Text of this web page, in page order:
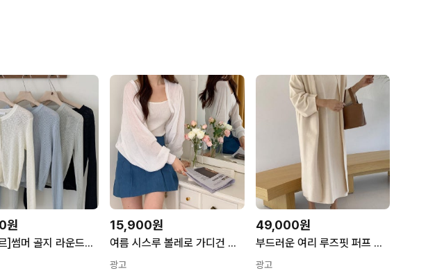
원
[아이메르]썸머 골지 라운드가디건/여름 필수 살안타템 에어컨 단추 긴팔 린넨 가디건
15,900원
여름 시스루 볼레로 가디건 긴팔 그물 크롭 에어컨 가디건
광고
49,000원
부드러운 여리 루즈핏 퍼프 롱 니트 로브 벨트 가디건 봄 가을 겨울 임산부
광고